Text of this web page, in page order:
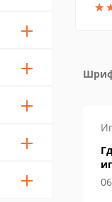
★
★